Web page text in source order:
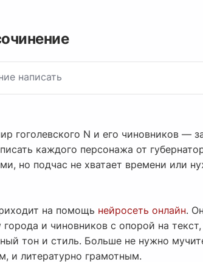
гоголевского N и его чиновников —
каждого персонажа от
но подчас не хватает времени или
на помощь нейросеть онлайн.
города и чиновников с опорой на
тон и стиль. Больше не нужно
и литературно грамотным.